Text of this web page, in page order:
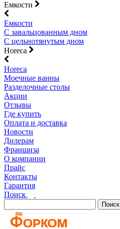
Емкости
Емкости
С завальцованным дном
С цельнотянутым дном
Horeca
Horeca
Моечные ванны
Разделочные столы
Акции
Отзывы
Где купить
Оплата и доставка
Новости
Дилерам
Франшиза
О компании
Прайс
Контакты
Гарантия
Поиск
Поиск